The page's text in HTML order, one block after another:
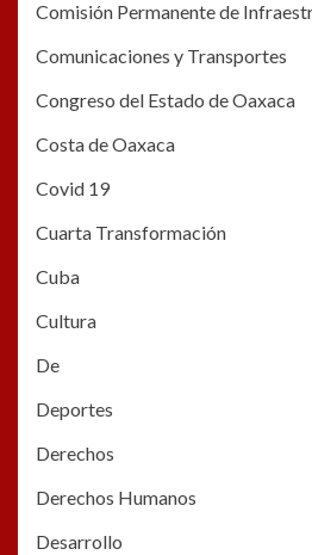
Comisión Permanente de
Comunicaciones y Transportes
Congreso del Estado de Oaxaca
Costa de Oaxaca
Covid 19
Cuarta Transformación
Cuba
Cultura
De
Deportes
Derechos
Derechos Humanos
Desarrollo